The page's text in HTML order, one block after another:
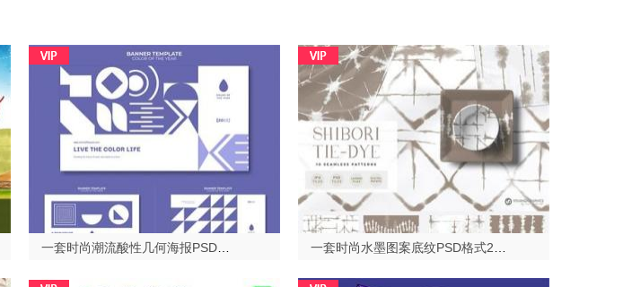
一套时尚潮流酸性几何海报PSD格式2023429 一套时尚水墨图案底纹PSD格式2023429